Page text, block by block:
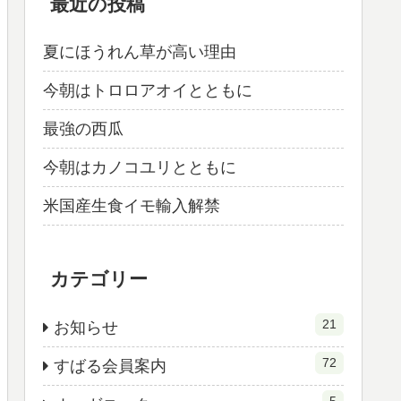
夏にほうれん草が高い理由
今朝はトロロアオイとともに
最強の西瓜
今朝はカノコユリとともに
米国産生食イモ輸入解禁
カテゴリー
お知らせ 21
すばる会員案内 72